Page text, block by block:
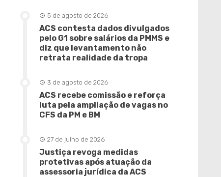
5 de agosto de 2026
ACS contesta dados divulgados
pelo G1 sobre salários da PMMS e
diz que levantamento não
retrata realidade da tropa
3 de agosto de 2026
ACS recebe comissão e reforça
luta pela ampliação de vagas no
CFS da PM e BM
27 de julho de 2026
Justiça revoga medidas
protetivas após atuação da
assessoria jurídica da ACS